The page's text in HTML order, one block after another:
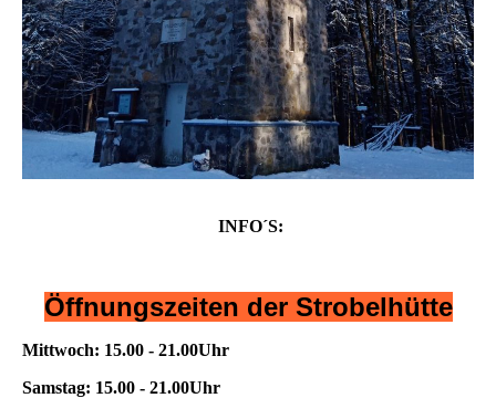
INFO´S:
Öffnungszeiten der Strobelhütte
Mittwoch: 15.00 - 21.00Uhr
Samstag: 15.00 - 21.00Uhr